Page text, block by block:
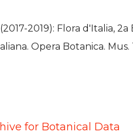
2019): Flora d'Italia,
Opera Botanica.
for Botanical Data